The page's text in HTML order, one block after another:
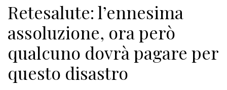
Associazioni
Meteo
CONTATTI
Retesalute: l’ennesima
assoluzione, ora però
qualcuno dovrà pagare per
questo disastro